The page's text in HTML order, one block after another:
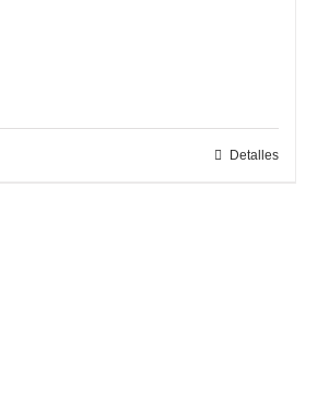
Detalles